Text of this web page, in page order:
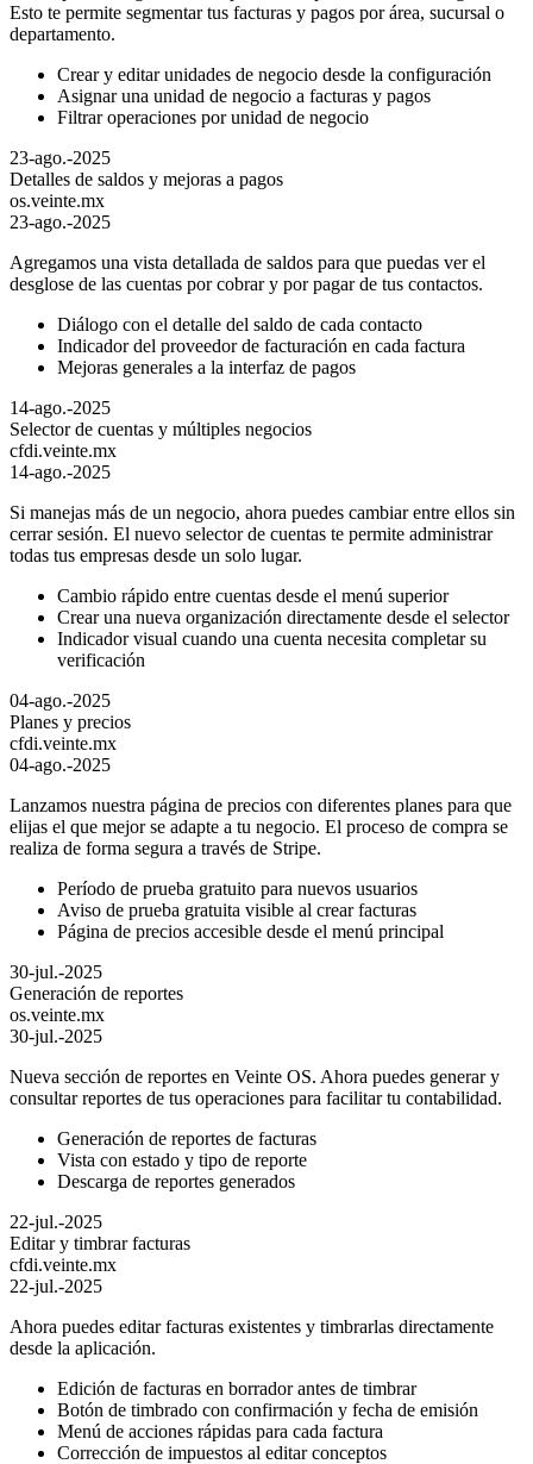
Esto te permite segmentar tus facturas y pagos por área, sucursal o
departamento.
Crear y editar unidades de negocio desde la configuración
Asignar una unidad de negocio a facturas y pagos
Filtrar operaciones por unidad de negocio
23-ago.-2025
Detalles de saldos y mejoras a pagos
os.veinte.mx
23-ago.-2025
Agregamos una vista detallada de saldos para que puedas ver el
desglose de las cuentas por cobrar y por pagar de tus contactos.
Diálogo con el detalle del saldo de cada contacto
Indicador del proveedor de facturación en cada factura
Mejoras generales a la interfaz de pagos
14-ago.-2025
Selector de cuentas y múltiples negocios
cfdi.veinte.mx
14-ago.-2025
Si manejas más de un negocio, ahora puedes cambiar entre ellos sin
cerrar sesión. El nuevo selector de cuentas te permite administrar
todas tus empresas desde un solo lugar.
Cambio rápido entre cuentas desde el menú superior
Crear una nueva organización directamente desde el selector
Indicador visual cuando una cuenta necesita completar su
verificación
04-ago.-2025
Planes y precios
cfdi.veinte.mx
04-ago.-2025
Lanzamos nuestra página de precios con diferentes planes para que
elijas el que mejor se adapte a tu negocio. El proceso de compra se
realiza de forma segura a través de Stripe.
Período de prueba gratuito para nuevos usuarios
Aviso de prueba gratuita visible al crear facturas
Página de precios accesible desde el menú principal
30-jul.-2025
Generación de reportes
os.veinte.mx
30-jul.-2025
Nueva sección de reportes en Veinte OS. Ahora puedes generar y
consultar reportes de tus operaciones para facilitar tu contabilidad.
Generación de reportes de facturas
Vista con estado y tipo de reporte
Descarga de reportes generados
22-jul.-2025
Editar y timbrar facturas
cfdi.veinte.mx
22-jul.-2025
Ahora puedes editar facturas existentes y timbrarlas directamente
desde la aplicación.
Edición de facturas en borrador antes de timbrar
Botón de timbrado con confirmación y fecha de emisión
Menú de acciones rápidas para cada factura
Corrección de impuestos al editar conceptos